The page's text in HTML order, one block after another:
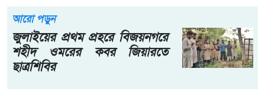
আরো পড়ুন
জুলাইয়ের প্রথম প্রহরে বিজয়নগরে
শহীদ ওমরের কবর জিয়ারতে
ছাত্রশিবির